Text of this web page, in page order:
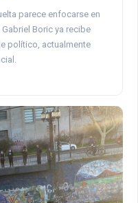
parece enfocarse en
Boric ya recibe
político, actualmente